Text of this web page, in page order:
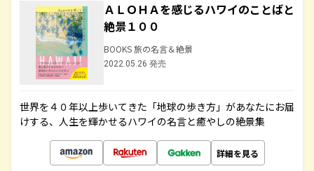
ＡＬＯＨＡを感じるハワイのことばと
絶景１００
BOOKS 旅の名言＆絶景
2022.05.26 発売
世界を４０年以上歩いてきた「地球の歩き方」があなたにお届
けする、人生を輝かせるハワイの名言と癒やしの絶景集
詳細を見る